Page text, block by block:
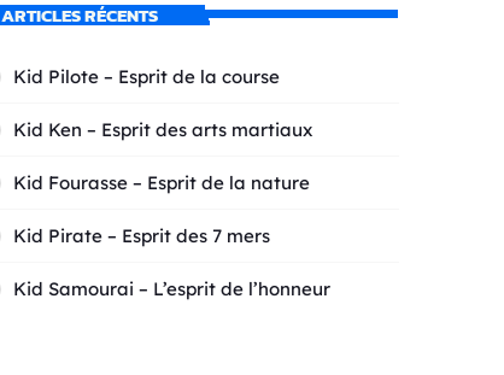
ARTICLES RÉCENTS
Kid Pilote – Esprit de la course
Kid Ken – Esprit des arts martiaux
Kid Fourasse – Esprit de la nature
Kid Pirate – Esprit des 7 mers
Kid Samourai – L’esprit de l’honneur